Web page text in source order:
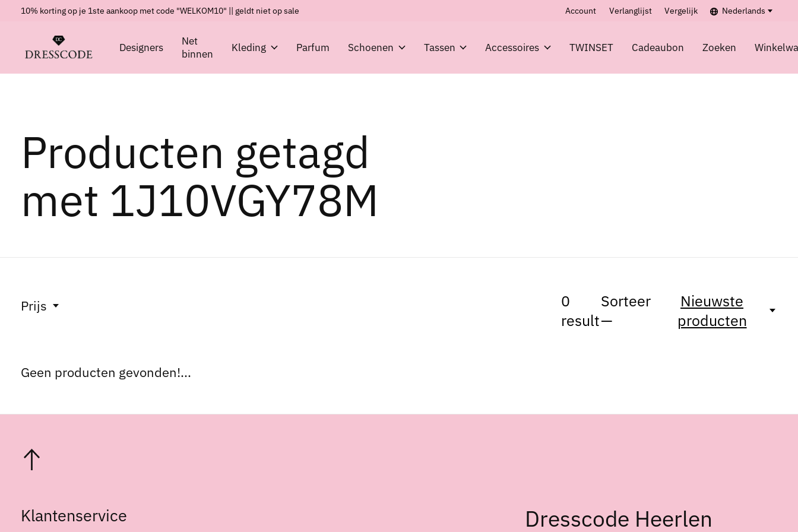
10% korting op je 1ste aankoop met code "WELKOM10" || geldt niet op sale Account Verlanglijst Vergelijk Nederlands
Designers
Net
binnen
Kleding Parfum Schoenen Tassen Accessoires TWINSET Cadeaubon Zoeken
Producten getagd
met 1J10VGY78M
Prijs
0
result
Sorteer
—
Nieuwste
producten
Geen producten gevonden!...
Klantenservice Dresscode Heerlen